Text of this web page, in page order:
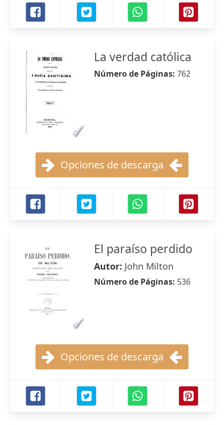
La verdad católica
Número de Páginas: 762
Opciones de descarga
El paraíso perdido
Autor: John Milton
Número de Páginas: 536
Opciones de descarga